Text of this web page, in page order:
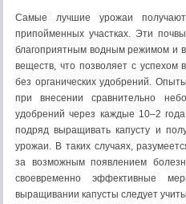
Самые лучшие урожаи
припойменных участках. Эти
благоприятным водным режимом и
веществ, что позволяет с успехом
без органических удобрений.
при внесении сравнительно
удобрений через каждые 10–2
подряд выращивать капусту и
урожаи. В таких случаях,
за возможным появлением
своевременно эффективные
выращивании капусты следует